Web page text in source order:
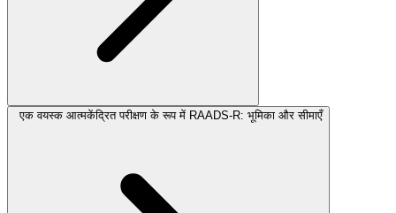
एक वयस्क आत्मकेंद्रित परीक्षण के रूप में RAADS-R: भूमिका और सीमाएँ